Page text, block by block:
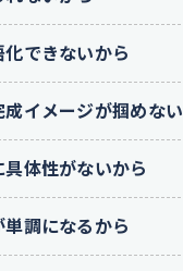
できないから
イメージが掴めな
体性がないから
調になるから